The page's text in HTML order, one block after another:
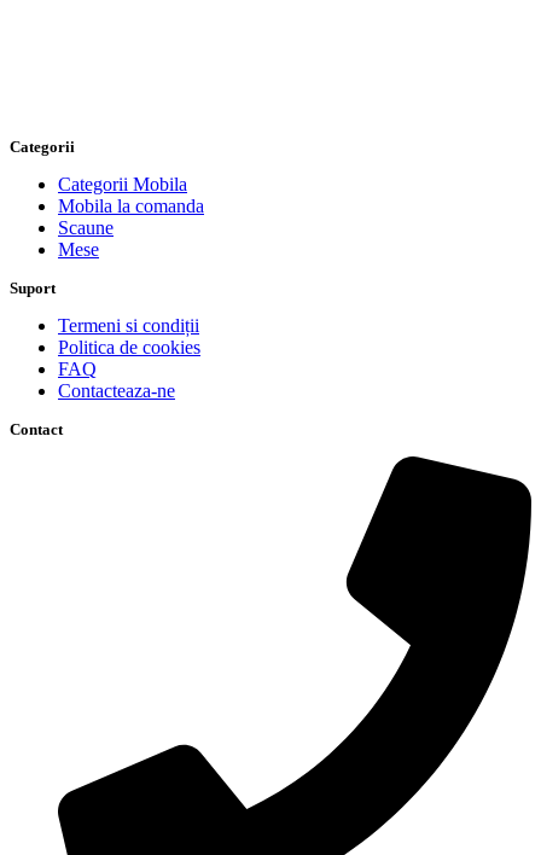
Categorii
Categorii Mobila
Mobila la comanda
Scaune
Mese
Suport
Termeni si condiții
Politica de cookies
FAQ
Contacteaza-ne
Contact